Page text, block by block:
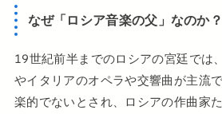
なぜ「ロシア音楽の父」なのか？
19世紀前半までのロシアの宮廷では
やイタリアのオペラや交響曲が主流
楽的でないとされ、ロシアの作曲家